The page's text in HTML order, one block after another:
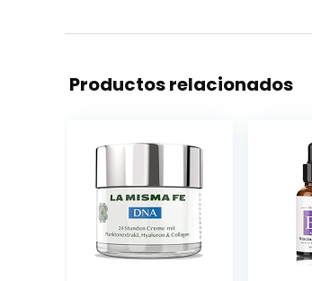
Productos relacionados